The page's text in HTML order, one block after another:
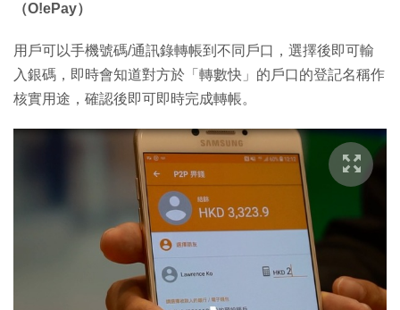
（O!ePay）
用戶可以手機號碼/通訊錄轉帳到不同戶口，選擇後即可輸
入銀碼，即時會知道對方於「轉數快」的戶口的登記名稱作
核實用途，確認後即可即時完成轉帳。